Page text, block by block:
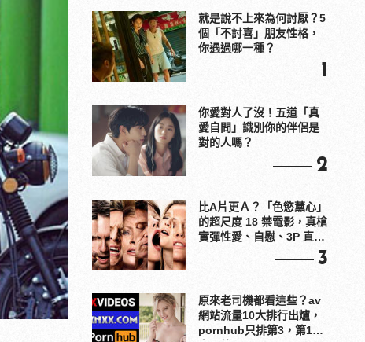
就是說不上來為何討厭？5
個「不討喜」朋友性格，
你遇過哪一種？
1
你愛對人了沒！五道「真
愛自問」識別你的伴侶是
對的人嗎？
2
比A片更Ａ？「色慾薰心」
的超尺度 18 禁電影，真槍
實彈性愛、自慰、3P 直接
3
原來老司機都看這些？av
網站流量10大排行出爐，
pornhub只排第3，第1名